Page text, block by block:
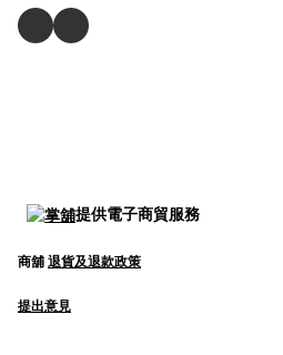
提供電子商貿服務
商舖 退貨及退款政策
提出意見